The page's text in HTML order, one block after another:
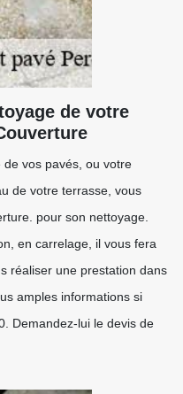
de votre
vos pavés, ou votre
de votre terrasse, vous
pour son nettoyage.
en carrelage, il vous fera
réaliser une prestation dans
amples informations si
Demandez-lui le devis de